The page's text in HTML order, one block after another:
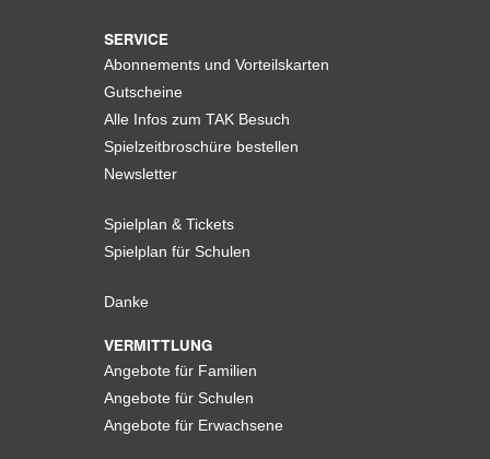
SERVICE
Abonnements und Vorteilskarten
Gutscheine
Alle Infos zum TAK Besuch
Spielzeitbroschüre bestellen
Newsletter
Spielplan & Tickets
Spielplan für Schulen
Danke
VERMITTLUNG
Angebote für Familien
Angebote für Schulen
Angebote für Erwachsene